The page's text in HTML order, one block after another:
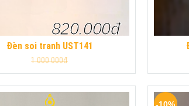
Đèn soi tranh UST141
820.000đ
1.000.000đ